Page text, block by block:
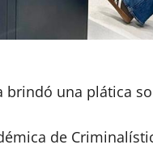
una plática
de